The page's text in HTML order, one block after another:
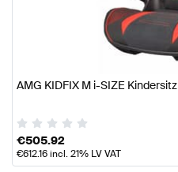
AMG KIDFIX M i-SIZE
€505.92
€612.16incl. 21% LV VAT